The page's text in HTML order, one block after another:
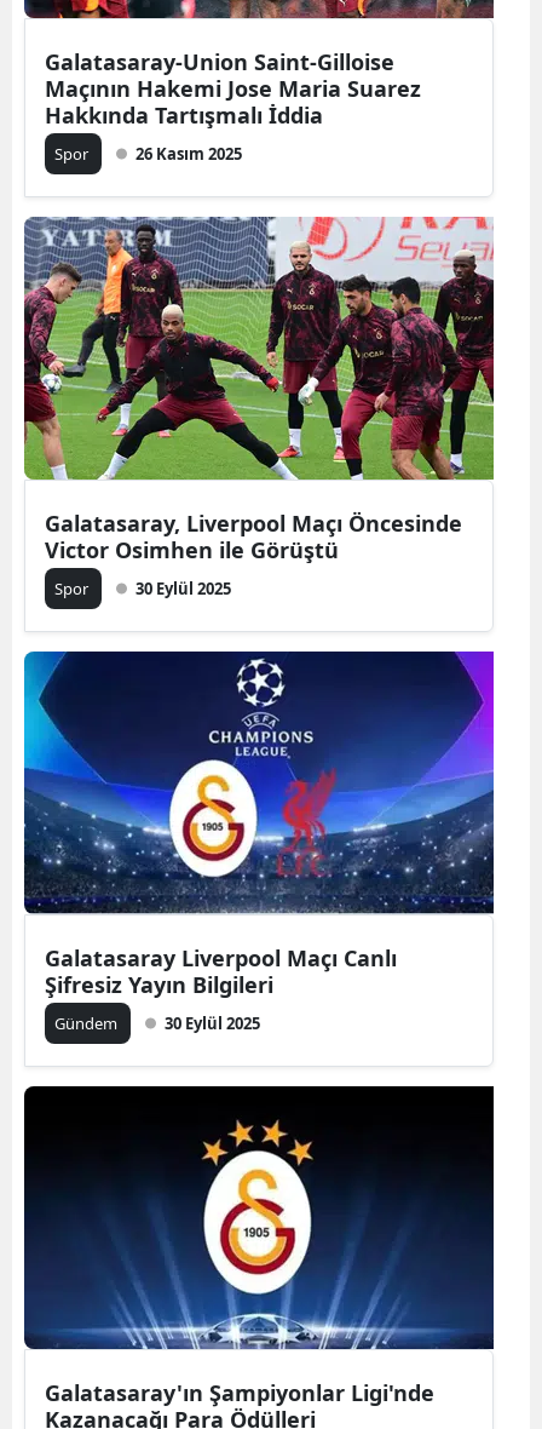
Galatasaray-Union Saint-Gilloise
Maçının Hakemi Jose Maria Suarez
Hakkında Tartışmalı İddia
Spor 26 Kasım 2025
Galatasaray, Liverpool Maçı Öncesinde
Victor Osimhen ile Görüştü
Spor 30 Eylül 2025
Galatasaray Liverpool Maçı Canlı
Şifresiz Yayın Bilgileri
Gündem 30 Eylül 2025
Galatasaray'ın Şampiyonlar Ligi'nde
Kazanacağı Para Ödülleri